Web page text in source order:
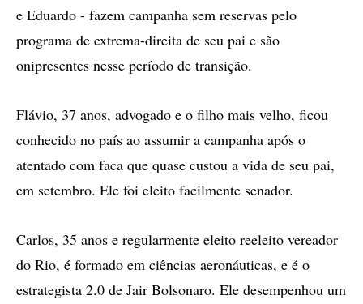
e Eduardo - fazem campanha sem reservas pelo
programa de extrema-direita de seu pai e são
onipresentes nesse período de transição.
Flávio, 37 anos, advogado e o filho mais velho, ficou
conhecido no país ao assumir a campanha após o
atentado com faca que quase custou a vida de seu pai,
em setembro. Ele foi eleito facilmente senador.
Carlos, 35 anos e regularmente eleito reeleito vereador
do Rio, é formado em ciências aeronáuticas, e é o
estrategista 2.0 de Jair Bolsonaro. Ele desempenhou um